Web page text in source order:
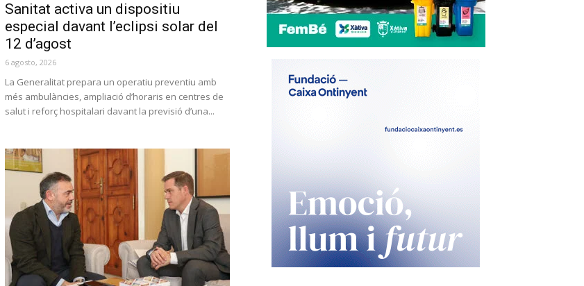
Sanitat activa un dispositiu
especial davant l’eclipsi solar del
12 d’agost
6 agosto, 2026
La Generalitat prepara un operatiu preventiu amb
més ambulàncies, ampliació d’horaris en centres de
salut i reforç hospitalari davant la previsió d’una...